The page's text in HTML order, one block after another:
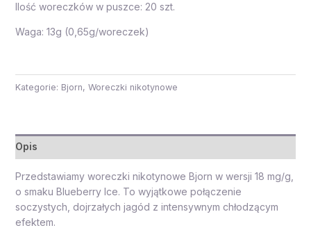
Ilość woreczków w puszce: 20 szt.
Waga: 13g (0,65g/woreczek)
Kategorie: Bjorn, Woreczki nikotynowe
Opis
Przedstawiamy woreczki nikotynowe Bjorn w wersji 18 mg/g,
o smaku Blueberry Ice. To wyjątkowe połączenie
soczystych, dojrzałych jagód z intensywnym chłodzącym
efektem.